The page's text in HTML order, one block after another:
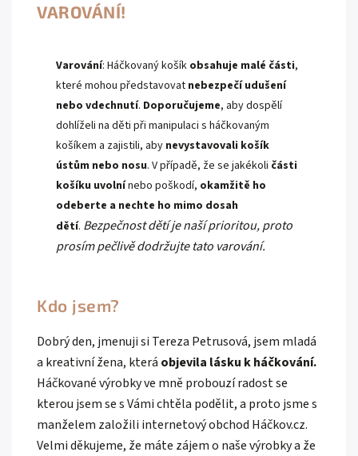
VAROVÁNÍ!
Varování: Háčkovaný košík obsahuje malé části,
které mohou představovat nebezpečí udušení
nebo vdechnutí. Doporučujeme, aby dospělí
dohlíželi na děti při manipulaci s háčkovaným
košíkem a zajistili, aby nevystavovali košík
ústům nebo nosu. V případě, že se jakékoli části
košíku uvolnínebo poškodí, okamžitě ho
odeberte a nechte ho mimo dosah
dětí. Bezpečnost dětí je naší prioritou, proto
prosím pečlivě dodržujte tato varování.
Kdo jsem?
Dobrý den, jmenuji si Tereza Petrusová, jsem mladá
a kreativní žena, která objevila lásku k háčkování.
Háčkované výrobky ve mně probouzí radost se
kterou jsem se s Vámi chtěla podělit, a proto jsme s
manželem založili internetový obchod Háčkov.cz.
Velmi děkujeme, že máte zájem o naše výrobky a že